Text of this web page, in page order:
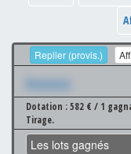
Replier (provis.)
Xxxxxxx
Dotation : 582 € / 1
Tirage.
Les lots gagnés